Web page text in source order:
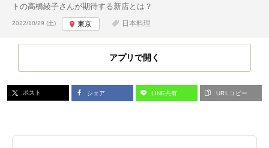
トの高橋綾子さんが期待する新店とは？
投稿日:
2022/10/29 (土) 東京 日本料理
アプリで開く
ポスト シェア LINE共有 URLコピー